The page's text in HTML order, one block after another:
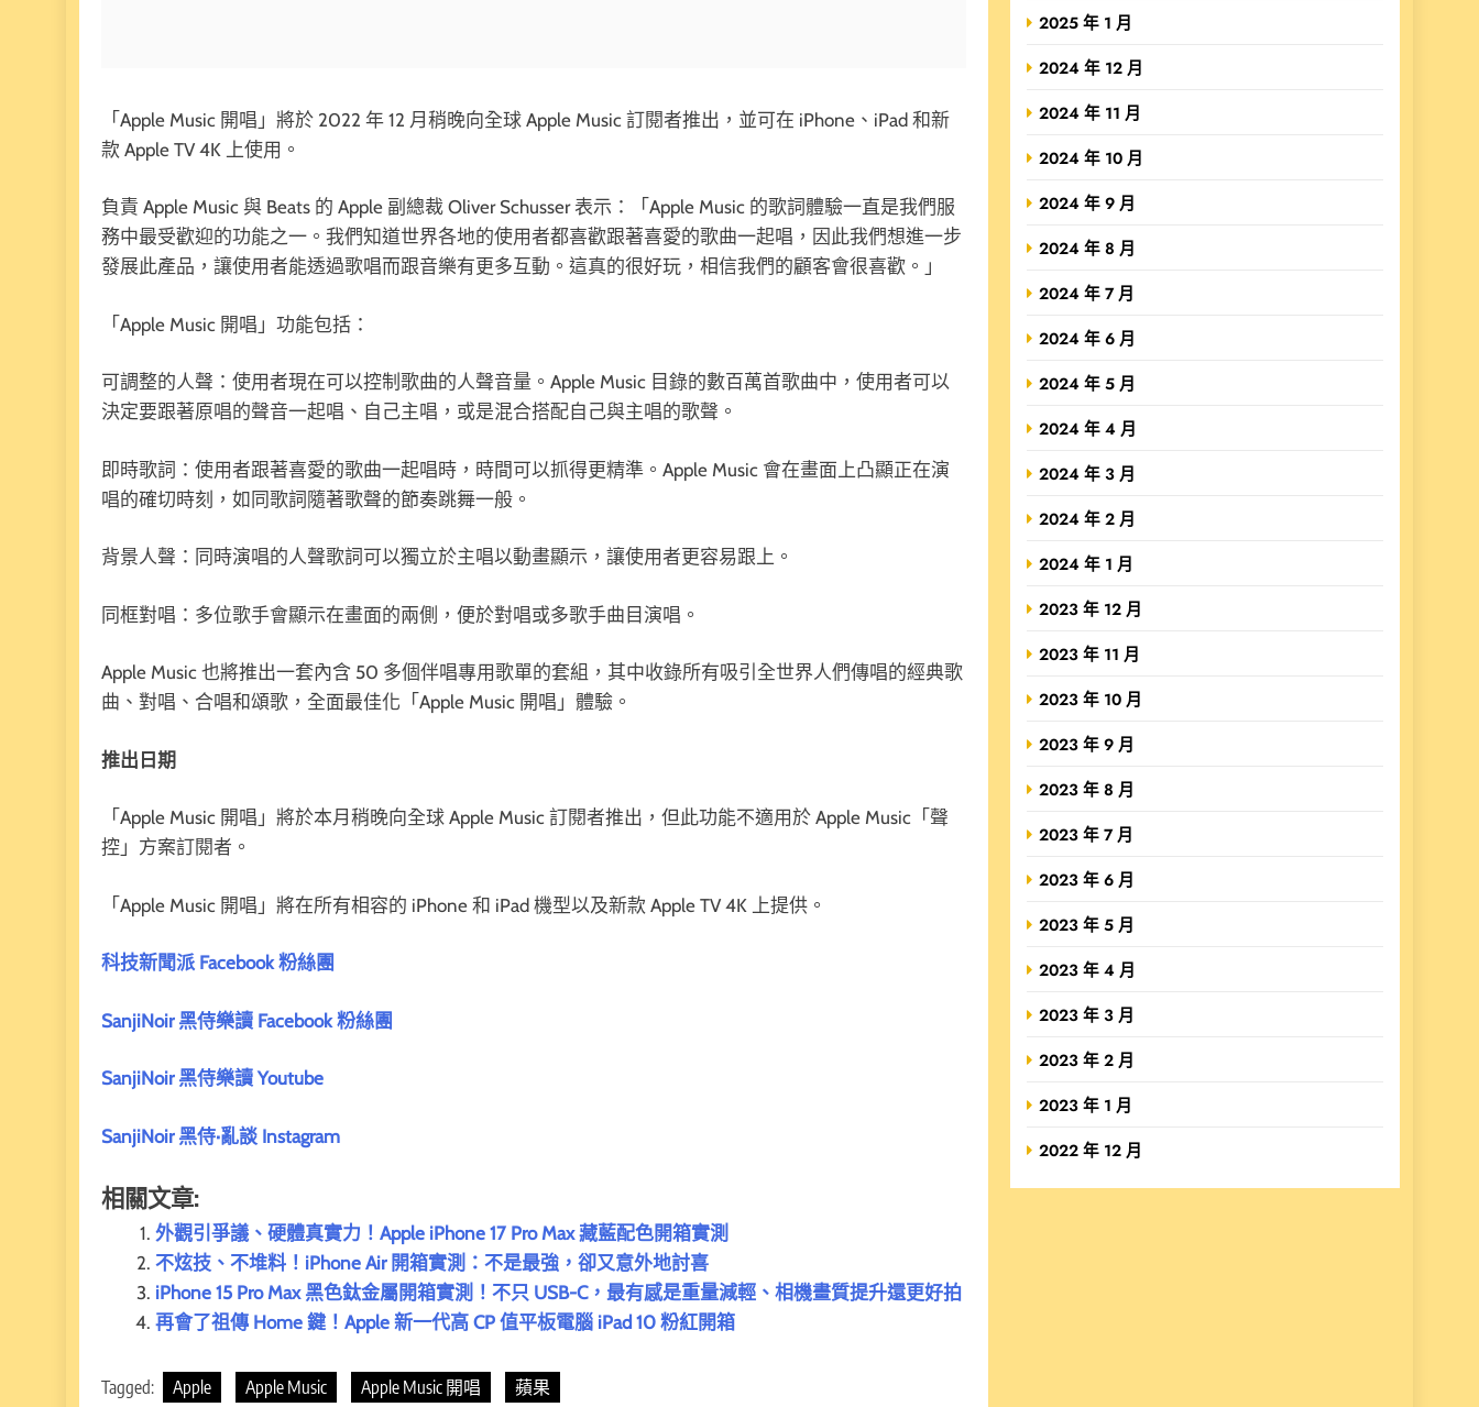
「Apple Music 開唱」將於 2022 年 12 月稍晚向全球 Apple Music 訂閱者推出，並可在 iPhone、iPad 和新
款 Apple TV 4K 上使用。
負責 Apple Music 與 Beats 的 Apple 副總裁 Oliver Schusser 表示：「Apple Music 的歌詞體驗一直是我們服
務中最受歡迎的功能之一。我們知道世界各地的使用者都喜歡跟著喜愛的歌曲一起唱，因此我們想進一步
發展此產品，讓使用者能透過歌唱而跟音樂有更多互動。這真的很好玩，相信我們的顧客會很喜歡。」
「Apple Music 開唱」功能包括：
可調整的人聲：使用者現在可以控制歌曲的人聲音量。Apple Music 目錄的數百萬首歌曲中，使用者可以
決定要跟著原唱的聲音一起唱、自己主唱，或是混合搭配自己與主唱的歌聲。
即時歌詞：使用者跟著喜愛的歌曲一起唱時，時間可以抓得更精準。Apple Music 會在畫面上凸顯正在演
唱的確切時刻，如同歌詞隨著歌聲的節奏跳舞一般。
背景人聲：同時演唱的人聲歌詞可以獨立於主唱以動畫顯示，讓使用者更容易跟上。
同框對唱：多位歌手會顯示在畫面的兩側，便於對唱或多歌手曲目演唱。
Apple Music 也將推出一套內含 50 多個伴唱專用歌單的套組，其中收錄所有吸引全世界人們傳唱的經典歌
曲、對唱、合唱和頌歌，全面最佳化「Apple Music 開唱」體驗。
推出日期
「Apple Music 開唱」將於本月稍晚向全球 Apple Music 訂閱者推出，但此功能不適用於 Apple Music「聲
控」方案訂閱者。
「Apple Music 開唱」將在所有相容的 iPhone 和 iPad 機型以及新款 Apple TV 4K 上提供。
科技新聞派 Facebook 粉絲團
SanjiNoir 黑侍樂讀 Facebook 粉絲團
SanjiNoir 黑侍樂讀 Youtube
SanjiNoir 黑侍·亂談 Instagram
相關文章:
外觀引爭議、硬體真實力！Apple iPhone 17 Pro Max 藏藍配色開箱實測
不炫技、不堆料！iPhone Air 開箱實測：不是最強，卻又意外地討喜
iPhone 15 Pro Max 黑色鈦金屬開箱實測！不只 USB-C，最有感是重量減輕、相機畫質提升還更好拍
再會了祖傳 Home 鍵！Apple 新一代高 CP 值平板電腦 iPad 10 粉紅開箱
Tagged: Apple Apple Music Apple Music 開唱 蘋果
2025 年 1 月
2024 年 12 月
2024 年 11 月
2024 年 10 月
2024 年 9 月
2024 年 8 月
2024 年 7 月
2024 年 6 月
2024 年 5 月
2024 年 4 月
2024 年 3 月
2024 年 2 月
2024 年 1 月
2023 年 12 月
2023 年 11 月
2023 年 10 月
2023 年 9 月
2023 年 8 月
2023 年 7 月
2023 年 6 月
2023 年 5 月
2023 年 4 月
2023 年 3 月
2023 年 2 月
2023 年 1 月
2022 年 12 月